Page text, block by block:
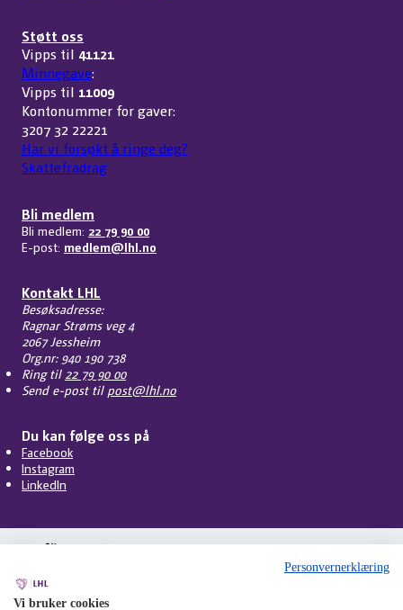
Støtt oss
Vipps til 41121
Minnegave:
Vipps til 11009
Kontonummer for gaver:
3207 32 22221
Har vi forsøkt å ringe deg?
Skattefradrag
Bli medlem
Bli medlem: 22 79 90 00
E-post: medlem@lhl.no
Kontakt LHL
Besøksadresse:
Ragnar Strøms veg 4
2067 Jessheim
Org.nr: 940 190 738
Ring til 22 79 90 00
Send e-post til post@lhl.no
Du kan følge oss på
Facebook
Instagram
LinkedIn
Personvernerklæring
Vi bruker cookies